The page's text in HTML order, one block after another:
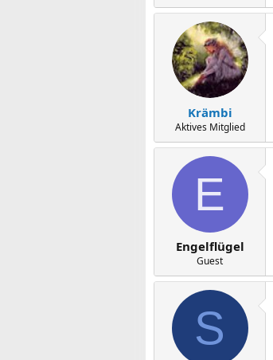
Krämbi
Aktives Mitglied
E
Engelflügel
Guest
S